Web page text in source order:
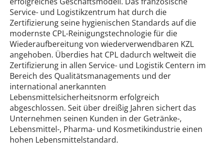
Service- und Logistikzentrum hat durch die
Zertifizierung seine hygienischen Standards auf die
modernste CPL-Reinigungstechnologie für die
Wiederaufbereitung von wiederverwendbaren KZL
angehoben. Überdies hat CPL dadurch weltweit die
Zertifizierung in allen Service- und Logistik Centern im
Bereich des Qualitätsmanagements und der
international anerkannten
Lebensmittelsicherheitsnorm erfolgreich
abgeschlossen. Seit über dreißig Jahren sichert das
Unternehmen seinen Kunden in der Getränke-,
Lebensmittel-, Pharma- und Kosmetikindustrie einen
hohen Lebensmittelstandard.